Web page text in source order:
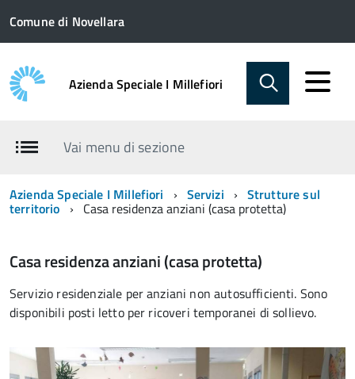
Comune di Novellara
Azienda Speciale I Millefiori
Vai menu di sezione
Azienda Speciale I Millefiori Servizi Strutture sul
territorio Casa residenza anziani (casa protetta)
Casa residenza anziani (casa protetta)
Servizio residenziale per anziani non autosufficienti. Sono
disponibili posti letto per ricoveri temporanei di sollievo.